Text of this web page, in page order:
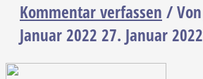
Kommentar verfassen / Von
Januar 2022 27. Januar 2022